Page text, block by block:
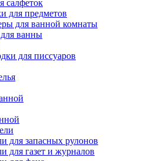
салфеток
для предметов
для ванной комнаты
ванны
для писсуаров
для запасных рулонов
для газет и журналов